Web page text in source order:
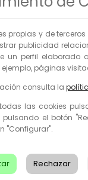
Lucie y Polín et
propias y de
publicidad
un perfil elaborado
páginas
consulta la
las cookies
el botón
"Configurar".
Rechazar